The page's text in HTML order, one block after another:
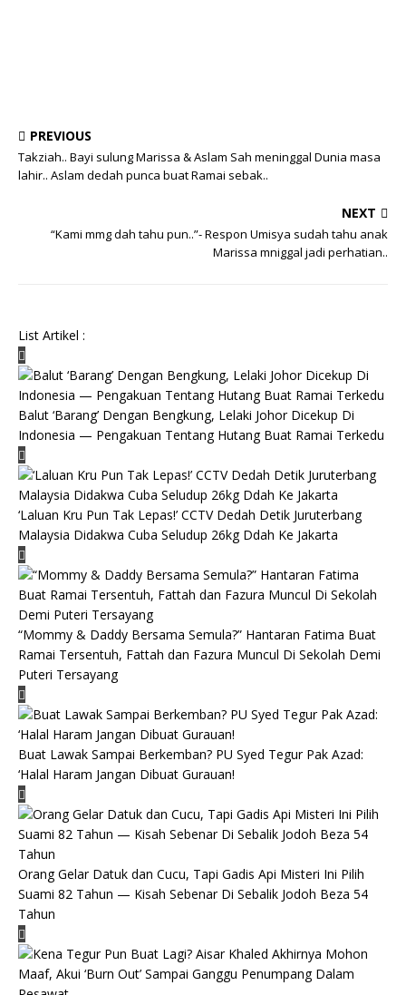
PREVIOUS
Takziah.. Bayi sulung Marissa & Aslam Sah meninggal Dunia masa
lahir.. Aslam dedah punca buat Ramai sebak..
NEXT
“Kami mmg dah tahu pun..”- Respon Umisya sudah tahu anak
Marissa mniggal jadi perhatian..
List Artikel :
Balut ‘Barang’ Dengan Bengkung, Lelaki Johor Dicekup Di
Indonesia — Pengakuan Tentang Hutang Buat Ramai Terkedu
‘Laluan Kru Pun Tak Lepas!’ CCTV Dedah Detik Juruterbang
Malaysia Didakwa Cuba Seludup 26kg Ddah Ke Jakarta
“Mommy & Daddy Bersama Semula?” Hantaran Fatima Buat
Ramai Tersentuh, Fattah dan Fazura Muncul Di Sekolah Demi
Puteri Tersayang
Buat Lawak Sampai Berkemban? PU Syed Tegur Pak Azad:
‘Halal Haram Jangan Dibuat Gurauan!
Orang Gelar Datuk dan Cucu, Tapi Gadis Api Misteri Ini Pilih
Suami 82 Tahun — Kisah Sebenar Di Sebalik Jodoh Beza 54
Tahun